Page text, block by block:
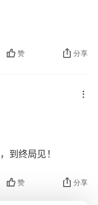
赞 分享
到终局见！
赞 分享